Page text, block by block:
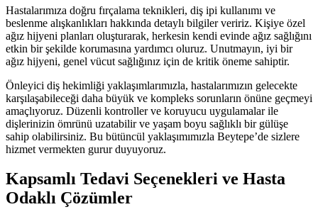
Hastalarımıza doğru fırçalama teknikleri, diş ipi kullanımı ve
beslenme alışkanlıkları hakkında detaylı bilgiler veririz. Kişiye özel
ağız hijyeni planları oluşturarak, herkesin kendi evinde ağız sağlığını
etkin bir şekilde korumasına yardımcı oluruz. Unutmayın, iyi bir
ağız hijyeni, genel vücut sağlığınız için de kritik öneme sahiptir.
Önleyici diş hekimliği yaklaşımlarımızla, hastalarımızın gelecekte
karşılaşabileceği daha büyük ve kompleks sorunların önüne geçmeyi
amaçlıyoruz. Düzenli kontroller ve koruyucu uygulamalar ile
dişlerinizin ömrünü uzatabilir ve yaşam boyu sağlıklı bir gülüşe
sahip olabilirsiniz. Bu bütüncül yaklaşımımızla Beytepe’de sizlere
hizmet vermekten gurur duyuyoruz.
Kapsamlı Tedavi Seçenekleri ve Hasta
Odaklı Çözümler